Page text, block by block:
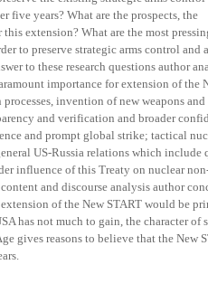
five years? What are the prospects, the
extension? What are the most
to preserve strategic arms control and
to these research questions author
importance for extension of the
invention of new weapons and
and verification and broader
and prompt global strike; tactical
US-Russia relations which include
influence of this Treaty on nuclear
and discourse analysis author
of the New START would be
has not much to gain, the character of
gives reasons to believe that the New